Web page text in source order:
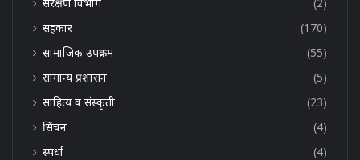
सहकार
(170)
सामाजिक उपक्रम
(55)
सामान्य प्रशासन
(5)
साहित्य व संस्कृती
(23)
सिंचन
(4)
स्पर्धा
(4)